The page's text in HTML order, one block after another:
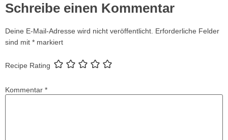
Schreibe einen Kommentar
Deine E-Mail-Adresse wird nicht veröffentlicht. Erforderliche Felder
sind mit * markiert
Recipe Rating
Kommentar *